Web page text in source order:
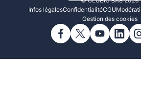
Infos légalesConfidentialitéCGU
Gestion des cookies